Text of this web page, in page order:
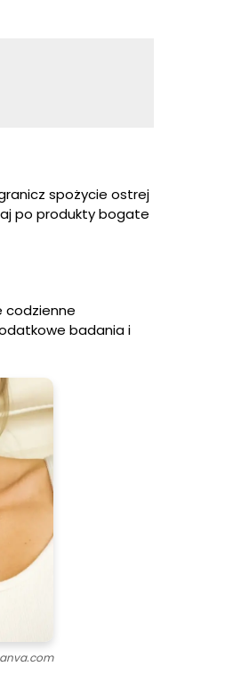
spożycie ostrej
po produkty bogate
codzienne
badania i